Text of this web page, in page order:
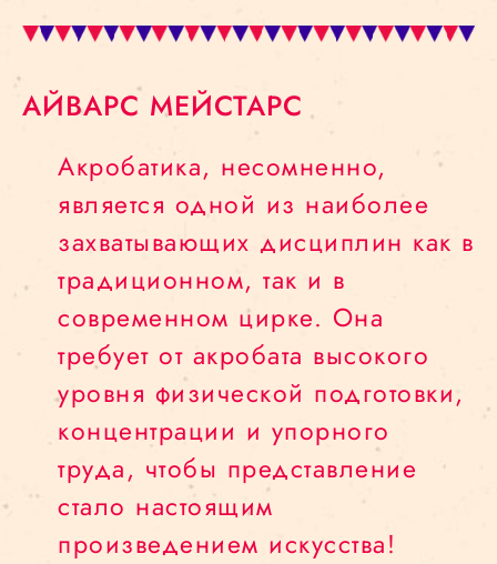
АЙВАРС МЕЙСТАРС
Акробатика, несомненно,
является одной из наиболее
захватывающих дисциплин как в
традиционном, так и в
современном цирке. Она
требует от акробата высокого
уровня физической подготовки,
концентрации и упорного
труда, чтобы представление
стало настоящим
произведением искусства!